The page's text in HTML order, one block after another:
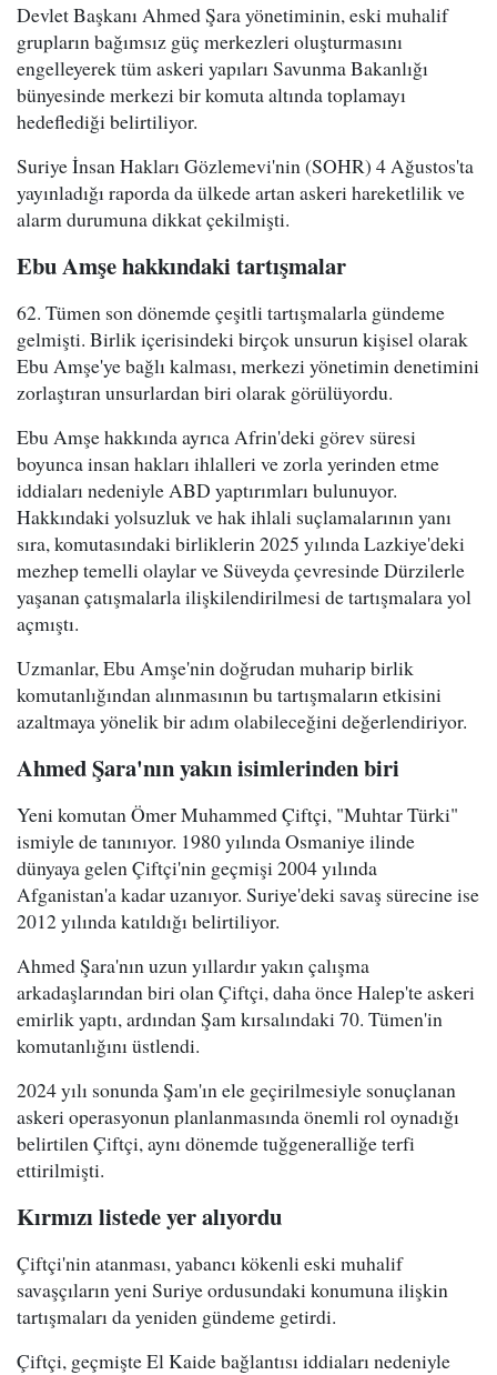
Devlet Başkanı Ahmed Şara yönetiminin, eski muhalif
grupların bağımsız güç merkezleri oluşturmasını
engelleyerek tüm askeri yapıları Savunma Bakanlığı
bünyesinde merkezi bir komuta altında toplamayı
hedeflediği belirtiliyor.
Suriye İnsan Hakları Gözlemevi'nin (SOHR) 4 Ağustos'ta
yayınladığı raporda da ülkede artan askeri hareketlilik ve
alarm durumuna dikkat çekilmişti.
Ebu Amşe hakkındaki tartışmalar
62. Tümen son dönemde çeşitli tartışmalarla gündeme
gelmişti. Birlik içerisindeki birçok unsurun kişisel olarak
Ebu Amşe'ye bağlı kalması, merkezi yönetimin denetimini
zorlaştıran unsurlardan biri olarak görülüyordu.
Ebu Amşe hakkında ayrıca Afrin'deki görev süresi
boyunca insan hakları ihlalleri ve zorla yerinden etme
iddiaları nedeniyle ABD yaptırımları bulunuyor.
Hakkındaki yolsuzluk ve hak ihlali suçlamalarının yanı
sıra, komutasındaki birliklerin 2025 yılında Lazkiye'deki
mezhep temelli olaylar ve Süveyda çevresinde Dürzilerle
yaşanan çatışmalarla ilişkilendirilmesi de tartışmalara yol
açmıştı.
Uzmanlar, Ebu Amşe'nin doğrudan muharip birlik
komutanlığından alınmasının bu tartışmaların etkisini
azaltmaya yönelik bir adım olabileceğini değerlendiriyor.
Ahmed Şara'nın yakın isimlerinden biri
Yeni komutan Ömer Muhammed Çiftçi, "Muhtar Türki"
ismiyle de tanınıyor. 1980 yılında Osmaniye ilinde
dünyaya gelen Çiftçi'nin geçmişi 2004 yılında
Afganistan'a kadar uzanıyor. Suriye'deki savaş sürecine ise
2012 yılında katıldığı belirtiliyor.
Ahmed Şara'nın uzun yıllardır yakın çalışma
arkadaşlarından biri olan Çiftçi, daha önce Halep'te askeri
emirlik yaptı, ardından Şam kırsalındaki 70. Tümen'in
komutanlığını üstlendi.
2024 yılı sonunda Şam'ın ele geçirilmesiyle sonuçlanan
askeri operasyonun planlanmasında önemli rol oynadığı
belirtilen Çiftçi, aynı dönemde tuğgeneralliğe terfi
ettirilmişti.
Kırmızı listede yer alıyordu
Çiftçi'nin atanması, yabancı kökenli eski muhalif
savaşçıların yeni Suriye ordusundaki konumuna ilişkin
tartışmaları da yeniden gündeme getirdi.
Çiftçi, geçmişte El Kaide bağlantısı iddiaları nedeniyle